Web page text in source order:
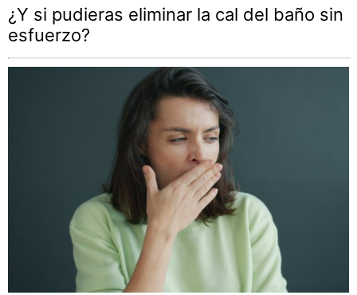
¿Y si pudieras eliminar la cal del baño sin
esfuerzo?